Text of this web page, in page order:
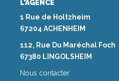
L'AGENCE
1 Rue de Holtzheim
67204 ACHENHEIM
112, Rue Du Maréchal Foch
67380 LINGOLSHEIM
Nous contacter